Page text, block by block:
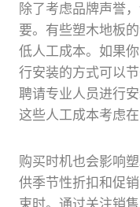
除了考虑品牌声誉
要。有些塑木地板
低人工成本。如果
行安装的方式可以
聘请专业人员进行
这些人工成本考虑在
购买时机也会影响
供季节性折扣和促